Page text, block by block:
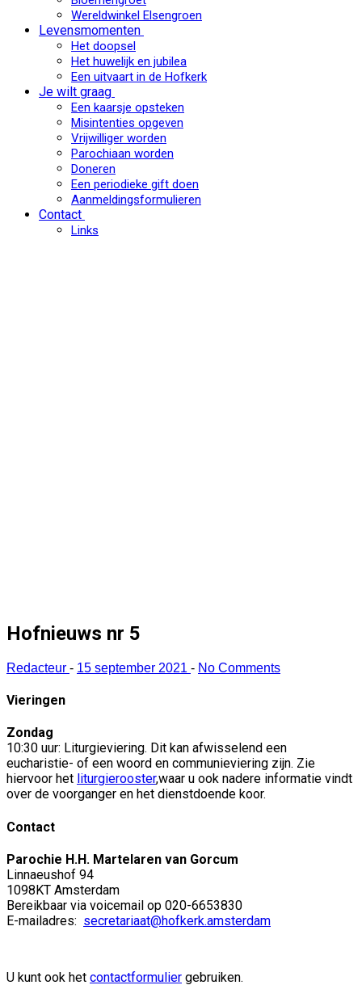
Wereldwinkel Elsengroen
Levensmomenten
Het doopsel
Het huwelijk en jubilea
Een uitvaart in de Hofkerk
Je wilt graag
Een kaarsje opsteken
Misintenties opgeven
Vrijwilliger worden
Parochiaan worden
Doneren
Een periodieke gift doen
Aanmeldingsformulieren
Contact
Links
Hofnieuws nr 5
Redacteur - 15 september 2021 - No Comments
Vieringen
Zondag
10:30 uur: Liturgieviering. Dit kan afwisselend een
eucharistie- of een woord en communieviering zijn. Zie
hiervoor het liturgierooster,waar u ook nadere informatie vindt
over de voorganger en het dienstdoende koor.
Contact
Parochie H.H. Martelaren van Gorcum
Linnaeushof 94
1098KT Amsterdam
Bereikbaar via voicemail op 020-6653830
E-mailadres: secretariaat@hofkerk.amsterdam
U kunt ook het contactformulier gebruiken.